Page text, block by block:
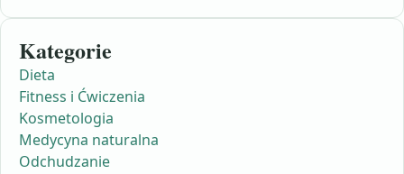
Kategorie
Dieta
Fitness i Ćwiczenia
Kosmetologia
Medycyna naturalna
Odchudzanie